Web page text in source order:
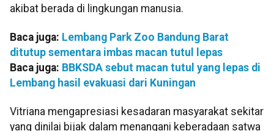
akibat berada di lingkungan manusia.
Baca juga: Lembang Park Zoo Bandung Barat
ditutup sementara imbas macan tutul lepas
Baca juga: BBKSDA sebut macan tutul yang lepas di
Lembang hasil evakuasi dari Kuningan
Vitriana mengapresiasi kesadaran masyarakat sekitar
yang dinilai bijak dalam menangani keberadaan satwa